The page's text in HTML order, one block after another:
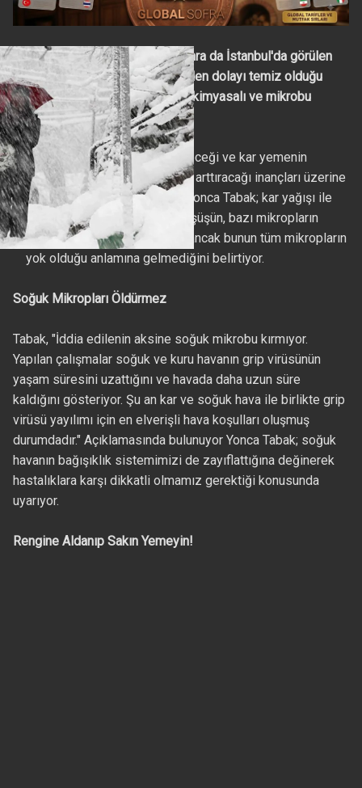
Tüm yurtta ve uzun zaman sonra da İstanbul'da görülen
beyaz tablo aldatıyor. Renginden dolayı temiz olduğu
düşünülen kar, içinde pek çok kimyasalı ve mikrobu
barındırıyor.
Kar yağışının mikropları öldüreceği ve kar yemenin
bağışıklık sisteminin direncini arttıracağı inançları üzerine
açıklamada bulunun Prof. Dr. Yonca Tabak; kar yağışı ile
birlikte hava sıcaklığındaki düşüşün, bazı mikropların
yaşam alanlarını kısıtladığını, ancak bunun tüm mikropların
yok olduğu anlamına gelmediğini belirtiyor.
Soğuk Mikropları Öldürmez
Tabak, "İddia edilenin aksine soğuk mikrobu kırmıyor.
Yapılan çalışmalar soğuk ve kuru havanın grip virüsünün
yaşam süresini uzattığını ve havada daha uzun süre
kaldığını gösteriyor. Şu an kar ve soğuk hava ile birlikte grip
virüsü yayılımı için en elverişli hava koşulları oluşmuş
durumdadır." Açıklamasında bulunuyor Yonca Tabak; soğuk
havanın bağışıklık sistemimizi de zayıflattığına değinerek
hastalıklara karşı dikkatli olmamız gerektiği konusunda
uyarıyor.
Rengine Aldanıp Sakın Yemeyin!